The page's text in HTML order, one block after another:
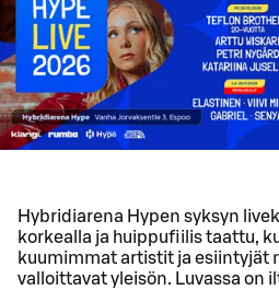
Hybridiarena Hypen syksyn
korkealla ja huippufiilis taattu,
kuumimmat artistit ja esiintyjät
valloittavat yleisön. Luvassa on